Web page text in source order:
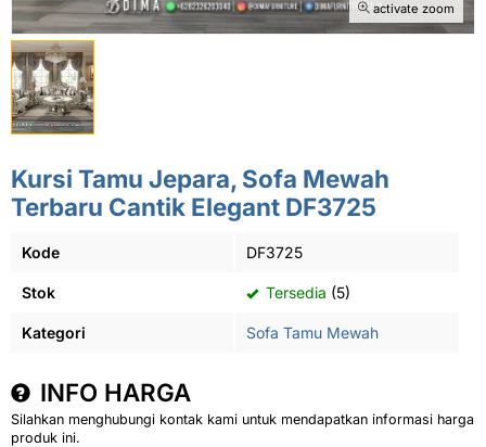
activate zoom
Kursi Tamu Jepara, Sofa Mewah
Terbaru Cantik Elegant DF3725
Kode DF3725
Stok Tersedia (5)
Kategori Sofa Tamu Mewah
INFO HARGA
Silahkan menghubungi kontak kami untuk mendapatkan informasi harga
produk ini.